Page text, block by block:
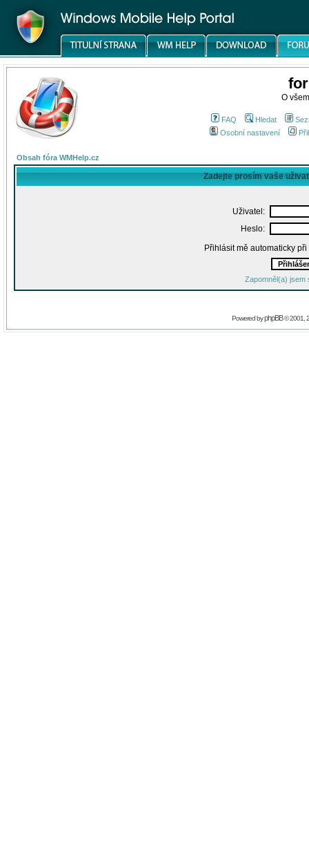
O
FAQ Hledat
Osobní nastavení
Obsah fóra WMHelp.cz
Zadejte prosím vaše
Uživatel:
Heslo:
Přihlásit mě automaticky
Zapomněl(a) jsem
Powered byphpBB© 2001,